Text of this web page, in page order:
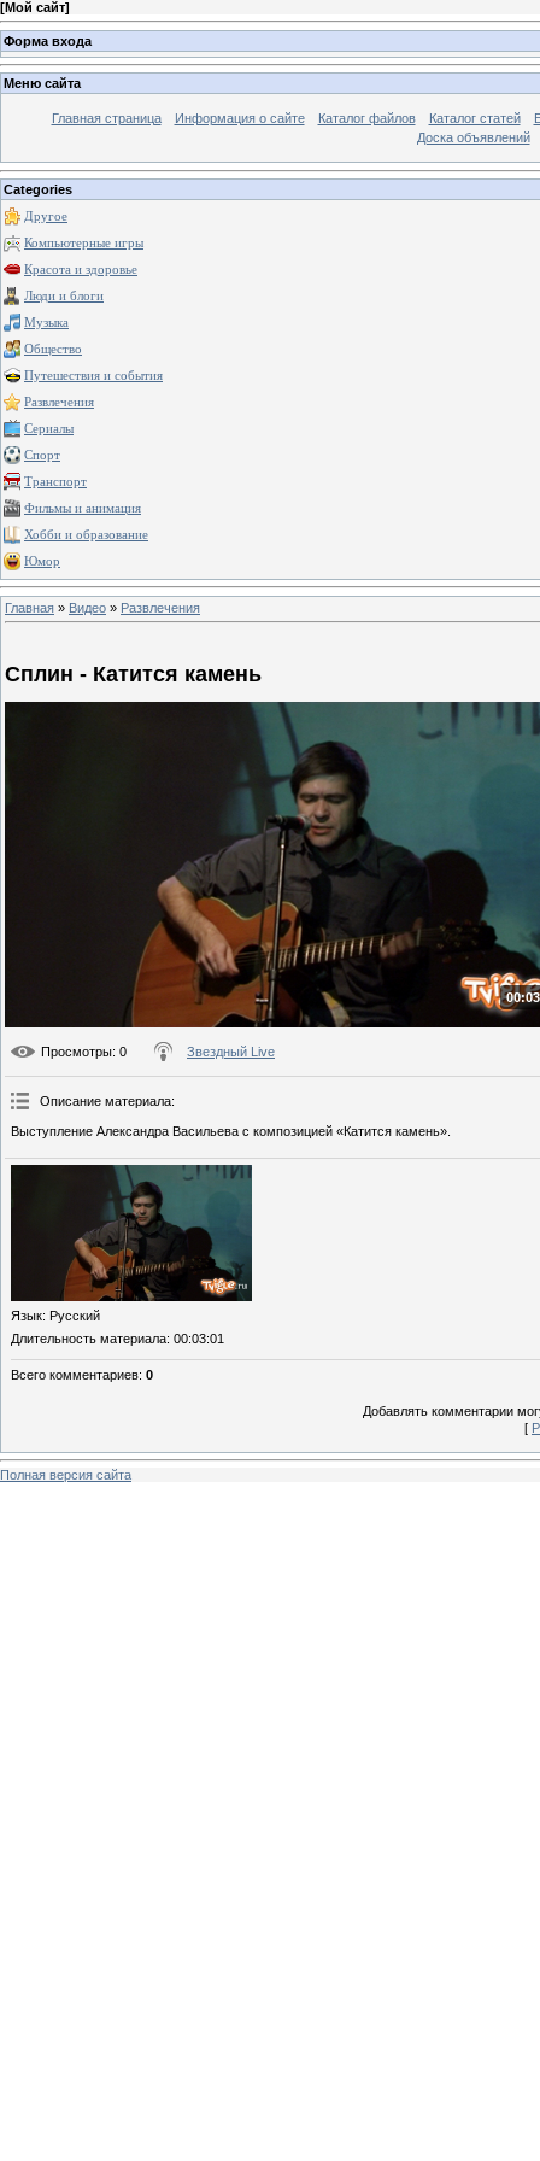
[Мой сайт]
Форма входа
Меню сайта
Главная страница Информация о сайте Каталог файлов Каталог статей
Доска объявлений
Categories
Другое
Компьютерные игры
Красота и здоровье
Люди и блоги
Музыка
Общество
Путешествия и события
Развлечения
Сериалы
Спорт
Транспорт
Фильмы и анимация
Хобби и образование
Юмор
Главная » Видео » Развлечения
Сплин - Катится камень
Просмотры: 0 Звездный Live
Описание материала:
Выступление Александра Васильева с композицией «Катится камень».
Язык: Русский
Длительность материала: 00:03:01
Всего комментариев: 0
Добавлять комментарии
[
Полная версия сайта